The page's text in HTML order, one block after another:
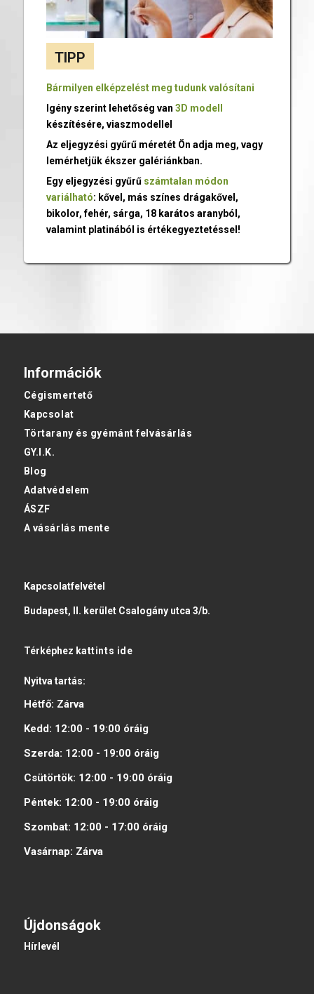
TIPP
Bármilyen elképzelést meg tudunk valósítani
Igény szerint lehetőség van 3D modell
készítésére, viaszmodellel
Az eljegyzési gyűrű méretét Ön adja meg, vagy
lemérhetjük ékszer galériánkban.
Egy eljegyzési gyűrű számtalan módon
variálható: kővel, más színes drágakővel,
bikolor, fehér, sárga, 18 karátos aranyból,
valamint platinából is értékegyeztetéssel!
Információk
Cégismertető
Kapcsolat
Törtarany és gyémánt felvásárlás
GY.I.K.
Blog
Adatvédelem
ÁSZF
A vásárlás mente
Kapcsolatfelvétel
Budapest, II. kerület Csalogány utca 3/b.
Térképhez kattints ide
Nyitva tartás:
Hétfő: Zárva
Kedd: 12:00 - 19:00 óráig
Szerda: 12:00 - 19:00 óráig
Csütörtök: 12:00 - 19:00 óráig
Péntek: 12:00 - 19:00 óráig
Szombat: 12:00 - 17:00 óráig
Vasárnap: Zárva
Újdonságok
Hírlevél